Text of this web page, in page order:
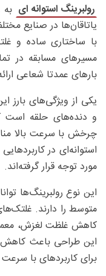
رولبرینگ استوانه ای به
یاتاقان‌ها در صنایع
با ساختاری ساده و
مسیرهای مسابقه در
بارهای عمدتا شعاعی
یکی از ویژگی‌های بارز
و دنده‌های حلقه
چرخش با سرعت بالا
استوانه‌ای در
مورد توجه قرار گرفته‌اند.
این نوع رولبرینگ‌ها
متوسط را دارند.
کاهش غلظت لغزش،
این طراحی باعث
برای کاربردهای با